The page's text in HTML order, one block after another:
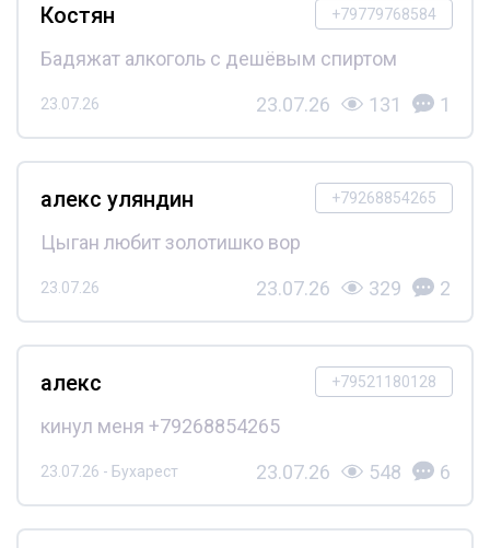
+79779768584
Костян
Бадяжат алкоголь с дешёвым спиртом
23.07.26 23.07.26 131 1
+79268854265
алекс уляндин
Цыган любит золотишко вор
23.07.26 23.07.26 329 2
+79521180128
алекс
кинул меня +79268854265
23.07.26 - Бухарест 23.07.26 548 6